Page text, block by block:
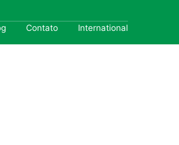
Contato International